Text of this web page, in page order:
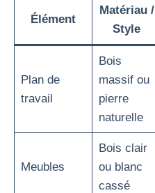
Élément
Matériau /
Style
Plan de
travail
Bois
massif ou
pierre
naturelle
Meubles
Bois clair
ou blanc
cassé